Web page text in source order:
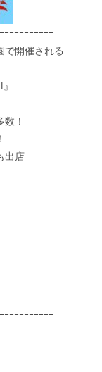
ｰｰｰｰｰｰｰｰｰｰ
開催される
！
出店
ｰｰｰｰｰｰｰｰｰｰ